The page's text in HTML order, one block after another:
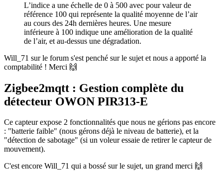
L’indice a une échelle de 0 à 500 avec pour valeur de
référence 100 qui représente la qualité moyenne de l’air
au cours des 24h dernières heures. Une mesure
inférieure à 100 indique une amélioration de la qualité
de l’air, et au-dessus une dégradation.
Will_71 sur le forum s'est penché sur le sujet et nous a apporté la
comptabilité ! Merci 🙌
Zigbee2mqtt : Gestion complète du
détecteur OWON PIR313-E
Ce capteur expose 2 fonctionnalités que nous ne gérions pas encore
: "batterie faible" (nous gérons déjà le niveau de batterie), et la
"détection de sabotage" (si un voleur essaie de retirer le capteur de
mouvement).
C'est encore Will_71 qui a bossé sur le sujet, un grand merci 🙌